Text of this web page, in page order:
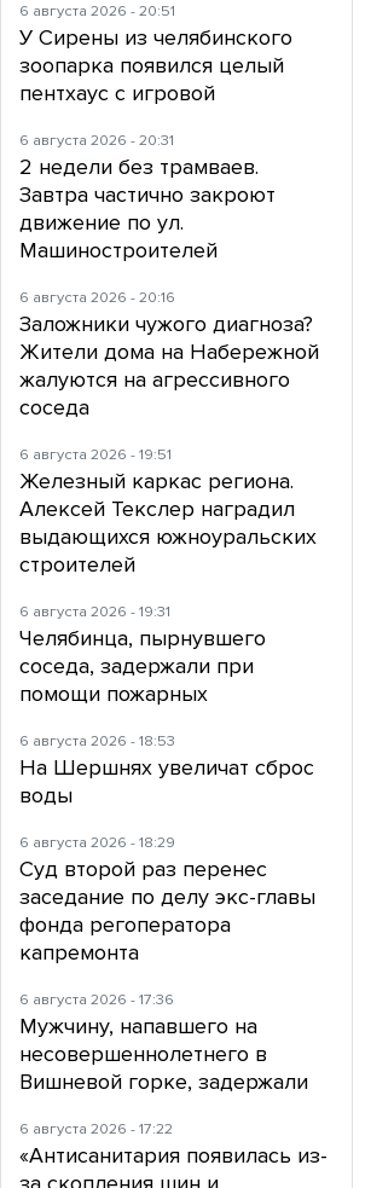
6 августа 2026 - 20:51
У Сирены из челябинского
зоопарка появился целый
пентхаус с игровой
6 августа 2026 - 20:31
2 недели без трамваев.
Завтра частично закроют
движение по ул.
Машиностроителей
6 августа 2026 - 20:16
Заложники чужого диагноза?
Жители дома на Набережной
жалуются на агрессивного
соседа
6 августа 2026 - 19:51
Железный каркас региона.
Алексей Текслер наградил
выдающихся южноуральских
строителей
6 августа 2026 - 19:31
Челябинца, пырнувшего
соседа, задержали при
помощи пожарных
6 августа 2026 - 18:53
На Шершнях увеличат сброс
воды
6 августа 2026 - 18:29
Суд второй раз перенес
заседание по делу экс-главы
фонда регоператора
капремонта
6 августа 2026 - 17:36
Мужчину, напавшего на
несовершеннолетнего в
Вишневой горке, задержали
6 августа 2026 - 17:22
«Антисанитария появилась из-